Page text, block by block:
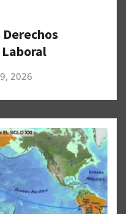
Laboral
2026